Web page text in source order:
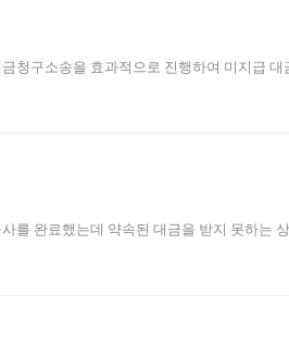
청구소송을 효과적으로 진행하여 미지급 대
를 완료했는데 약속된 대금을 받지 못하는